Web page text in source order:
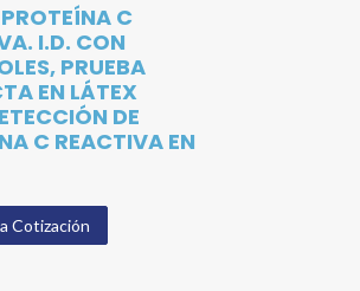
C
I.D. CON
PRUEBA
EN LÁTEX
DE
C REACTIVA EN
Cotización